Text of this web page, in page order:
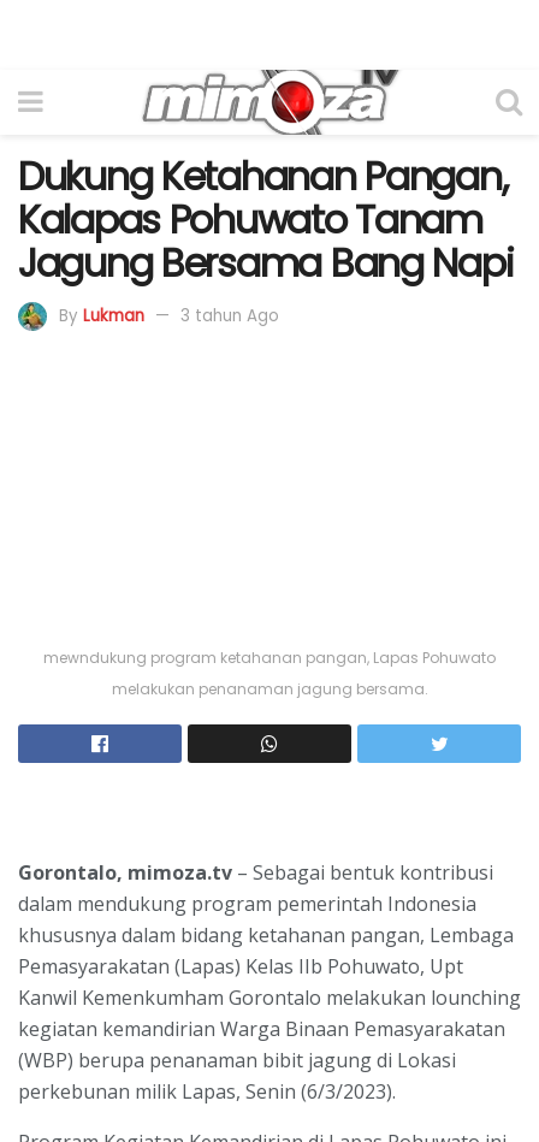
Dukung Ketahanan Pangan,
Kalapas Pohuwato Tanam
Jagung Bersama Bang Napi
By Lukman 3 tahun Ago
mewndukung program ketahanan pangan, Lapas Pohuwato
melakukan penanaman jagung bersama.
Gorontalo, mimoza.tv – Sebagai bentuk kontribusi
dalam mendukung program pemerintah Indonesia
khususnya dalam bidang ketahanan pangan, Lembaga
Pemasyarakatan (Lapas) Kelas IIb Pohuwato, Upt
Kanwil Kemenkumham Gorontalo melakukan lounching
kegiatan kemandirian Warga Binaan Pemasyarakatan
(WBP) berupa penanaman bibit jagung di Lokasi
perkebunan milik Lapas, Senin (6/3/2023).